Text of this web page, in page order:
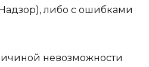
либо с ошибками
невозможности